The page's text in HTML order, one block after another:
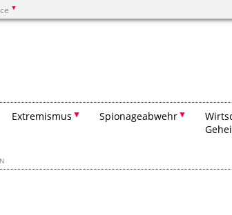
Extremismus Spionageabwehr